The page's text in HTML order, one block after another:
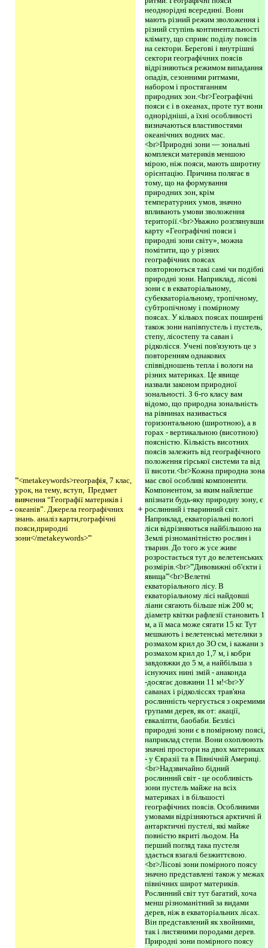
-
'''<metakeywords>географія, 7 клас,
урок, на тему, вступ, Предмет
вивчення “Географії материків і
океанів”. Джерела географічних
знань. аналіз карти,гографічні
пояси,природні
зони</metakeywords>'''
+
неоднорідні всередині. Вони
мають різний режим зволоження і
різний ступінь континентальності
клімату, що сприяє поділу поясів
на сектори. Берегові і внутрішні
сектори географічних поясів
відрізняються режимом випадання
опадів, сезонними ритмами,
набором і простяганням
природних зон.<br>Географічні
пояси є і в океанах, проте тут вони
однорідніші, а їхні особливості
визначаються властивостями
океанічних водних мас.
<br>Природні зони — зональні
комплекси материків меншою
мірою, ніж пояси, мають широтну
орієнтацію. Причина полягає в
тому, що на формування
природних зон, крім
температурних умов, значно
впливають умови зволоження
території.<br>Уважно розглянувши
карту «Географічні пояси і
природні зони світу», можна
помітити, що у різних
географічних поясах
повторюються такі самі чи подібні
природні зони. Наприклад, лісові
зони є в екваторіальному,
субекваторіальному, тропічному,
субтропічному і помірному
поясах. У кількох поясах поширені
також зони напівпустель і пустель,
степу, лісостепу та саван і
рідколісся. Учені пов'язують це з
повторенням однакових
співвідношень тепла і вологи на
різних материках. Це явище
назвали законом природної
зональності. З 6-го класу вам
відомо, що природна зональність
на рівнинах називається
горизонтальною (широтною), а в
горах - вертикальною (висотною)
поясністю. Кількість висотних
поясів залежить від географічного
положення гірської системи та від
її висоти.<br>Кожна природна зона
має свої особливі компоненти.
Компонентом, за яким найлегше
впізнати будь-яку природну зону, є
рослинний і тваринний світ.
Наприклад, екваторіальні вологі
ліси відрізняються найбільшою на
Землі різноманітністю рослин і
тварин. До того ж усе живе
розростається тут до велетенських
розмірів.<br>'''Дивовижні об'єкти і
явища'''<br>Велетні
екваторіального лісу. В
екваторіальному лісі найдовші
ліани сягають більше ніж 200 м;
діаметр квітки рафлезії становить 1
м, а її маса може сягати 15 кг. Тут
мешкають і велетенські метелики з
розмахом крил до ЗО см, і кажани з
розмахом крил до 1,7 м, і кобри
завдовжки до 5 м, а найбільша з
існуючих нині змій - анаконда
-досягає довжини 11 м!<br>У
саванах і рідколіссях трав'яна
рослинність чергується з окремими
групами дерев, як от: акації,
евкаліпти, баобаби. Безлісі
природні зони є в помірному поясі,
наприклад степи. Вони охоплюють
значні простори на двох материках
- у Євразії та в Північній Америці.
<br>Надзвичайно бідний
рослинний світ - це особливість
зони пустель майже на всіх
материках і в більшості
географічних поясів. Особливими
умовами відрізняються арктичні й
антарктичні пустелі, які майже
повністю вкриті льодом. На
перший погляд така пустеля
здається взагалі безжиттєвою.
<br>Лісові зони помірного поясу
значно представлені також у межах
північних широт материків.
Рослинний світ тут багатий, хоча
менш різноманітний за видами
дерев, ніж в екваторіальних лісах.
Він представлений як хвойними,
так і листяними породами дерев.
Природні зони помірного поясу